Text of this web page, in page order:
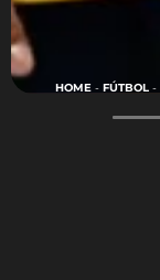
HOME- FÚTBOL-